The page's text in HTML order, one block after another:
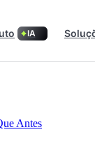
IA
Antes